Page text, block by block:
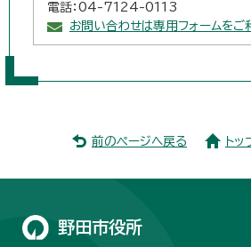
電話：04-7124-0113
お問い合わせは専用フォームをご
前のページへ戻る ト
野田市役所